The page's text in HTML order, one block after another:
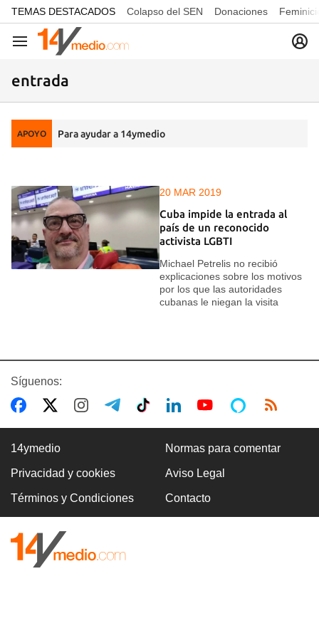
common.go-to-content
TEMAS DESTACADOS Colapso del SEN Donaciones
Navegación
entrada
APOYO Para ayudar a 14ymedio
20 MAR 2019
Cuba impide la entrada al
país de un reconocido
activista LGBTI
Michael Petrelis no recibió
explicaciones sobre los motivos
por los que las autoridades
cubanas le niegan la visita
Síguenos:
14ymedio Normas para comentar
Privacidad y cookies Aviso Legal
Términos y Condiciones Contacto